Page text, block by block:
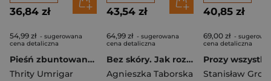
36,84 zł
54,99 zł - sugerowana
cena detaliczna
Pieśń zbuntowanych serc
Thrity Umrigar
43,54 zł
64,99 zł - sugerowana
cena detaliczna
Bez skóry. Jak rozmawiać z ludźmi w żałobie
Agnieszka Taborska
40,85 zł
69,00 zł -
cena detaliczna